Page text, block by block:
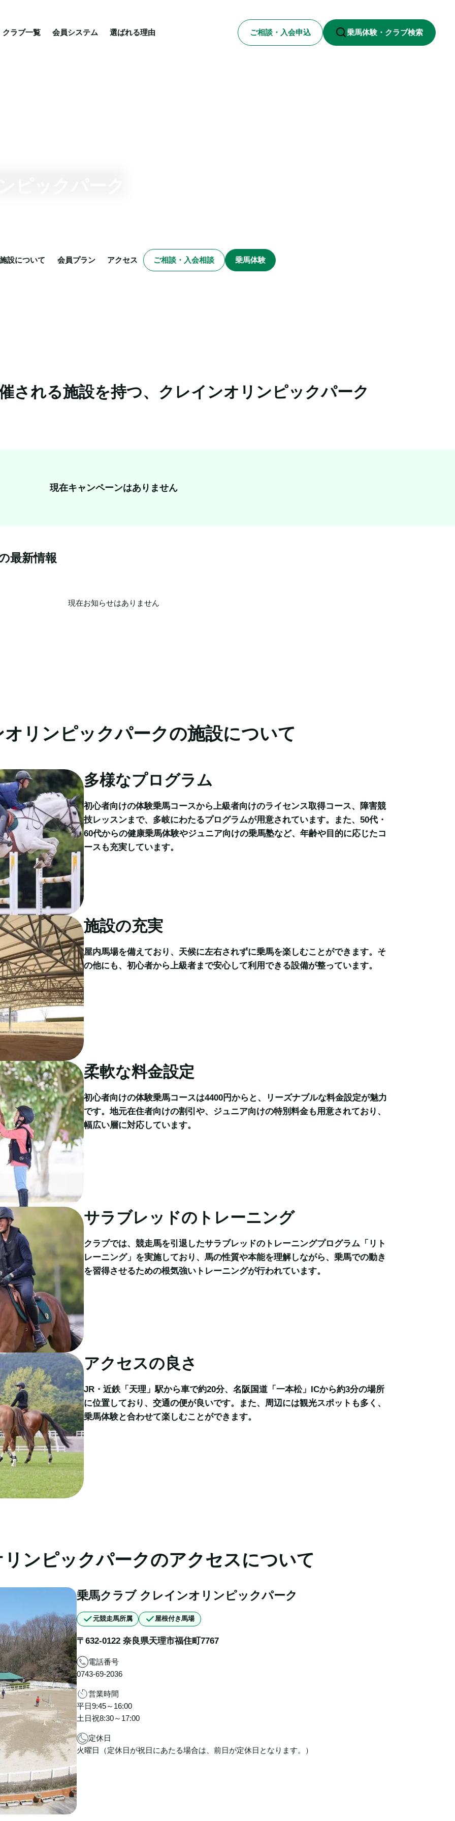
クラブ一覧 会員システム 選ばれる理由 ご相談・入会申込 乗馬体験・クラブ検索
施設について 会員プラン アクセス ご相談・入会相談 乗馬体験
される施設を持つ、クレインオリンピックパーク
現在キャンペーンはありません
最新情報
現在お知らせはありません
リンピックパークの施設について
多様なプログラム
初心者向けの体験乗馬コースから上級者向けのライセンス取得コース、障害競
技レッスンまで、多岐にわたるプログラムが用意されています。また、50代・
60代からの健康乗馬体験やジュニア向けの乗馬塾など、年齢や目的に応じたコ
ースも充実しています。
施設の充実
屋内馬場を備えており、天候に左右されずに乗馬を楽しむことができます。そ
の他にも、初心者から上級者まで安心して利用できる設備が整っています。
柔軟な料金設定
初心者向けの体験乗馬コースは4400円からと、リーズナブルな料金設定が魅力
です。地元在住者向けの割引や、ジュニア向けの特別料金も用意されており、
幅広い層に対応しています。
サラブレッドのトレーニング
クラブでは、競走馬を引退したサラブレッドのトレーニングプログラム「リト
レーニング」を実施しており、馬の性質や本能を理解しながら、乗馬での動き
を習得させるための根気強いトレーニングが行われています。
アクセスの良さ
JR・近鉄「天理」駅から車で約20分、名阪国道「一本松」ICから約3分の場所
に位置しており、交通の便が良いです。また、周辺には観光スポットも多く、
乗馬体験と合わせて楽しむことができます。
ンピックパークのアクセスについて
乗馬クラブ クレインオリンピックパーク
元競走馬所属 屋根付き馬場
〒 632-0122 奈良県天理市福住町7767
電話番号
0743-69-2036
営業時間
平日9:45～16:00
土日祝8:30～17:00
定休日
火曜日（定休日が祝日にあたる場合は、前日が定休日となります。）